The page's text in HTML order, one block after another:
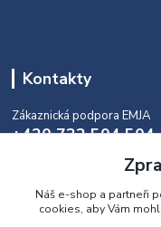
Kontakty
Zákaznická podpora EMJA
+420 732 504 504
(během naší aktuální
info@emja.cz
Náš e-shop a partneři
cookies, aby Vám